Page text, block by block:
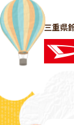
三重県